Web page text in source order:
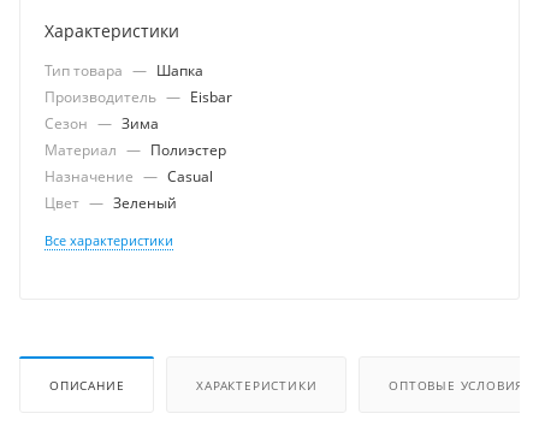
Характеристики
Тип товара — Шапка
Производитель — Eisbar
Сезон — Зима
Материал — Полиэстер
Назначение — Casual
Цвет — Зеленый
Все характеристики
ОПИСАНИЕ ХАРАКТЕРИСТИКИ ОПТОВЫЕ УСЛОВИЯ